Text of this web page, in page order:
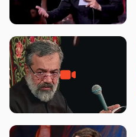
شور ، حسینا! به‌ حق زهرا «أُنْظُرْ
إِلَینا» – عزاداری شب هفتم ماه
مادر منم مثل تو خمیدم – حاج
محمود کریمی – شهادت حضرت
هیئت رایة العباس علیه السلام